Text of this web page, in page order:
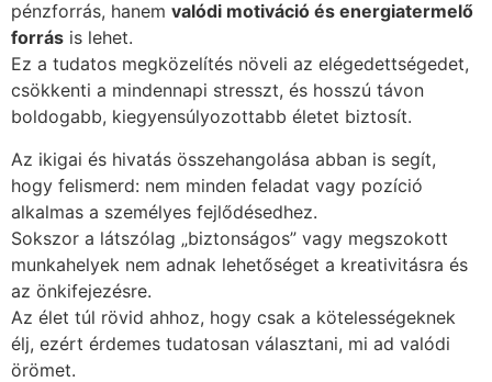
pénzforrás, hanem valódi motiváció és energiatermelő
forrás is lehet.
Ez a tudatos megközelítés növeli az elégedettségedet,
csökkenti a mindennapi stresszt, és hosszú távon
boldogabb, kiegyensúlyozottabb életet biztosít.
Az ikigai és hivatás összehangolása abban is segít,
hogy felismerd: nem minden feladat vagy pozíció
alkalmas a személyes fejlődésedhez.
Sokszor a látszólag „biztonságos” vagy megszokott
munkahelyek nem adnak lehetőséget a kreativitásra és
az önkifejezésre.
Az élet túl rövid ahhoz, hogy csak a kötelességeknek
élj, ezért érdemes tudatosan választani, mi ad valódi
örömet.